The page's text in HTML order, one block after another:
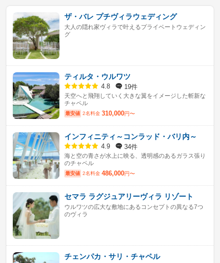
ザ・バレ プチヴィラウェディング
大人の隠れ家ヴィラで叶えるプライベートウェディン
グ
ティルタ・ウルワツ
4.8 19件
天空へと飛翔していく大きな翼をイメージした斬新な
チャペル
最安値 2名料金 310,000円〜
インフィニティ～コンラッド・バリ内～
4.9 34件
海と空の青さが水上に映る、透明感のあるガラス張り
のチャペル
最安値 2名料金 486,000円〜
セマラ ラグジュアリーヴィラ リゾート
ウルワツの広大な敷地にあるコンセプトの異なる7つ
のヴィラ
チェンパカ・サリ・チャペル